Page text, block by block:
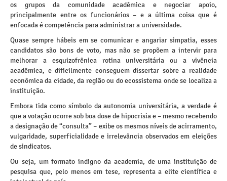
os grupos da comunidade acadêmica e negociar apoio,
principalmente entre os funcionários – e a última coisa que é
enfocada é competência para administrar a universidade.
Quase sempre hábeis em se comunicar e angariar simpatia, esses
candidatos são bons de voto, mas não se propõem a intervir para
melhorar a esquizofrênica rotina universitária ou a vivência
acadêmica, e dificilmente conseguem dissertar sobre a realidade
econômica da cidade, da região ou do ecossistema onde se localiza a
instituição.
Embora tida como símbolo da autonomia universitária, a verdade é
que a votação ocorre sob boa dose de hipocrisia e – mesmo recebendo
a designação de “consulta” – exibe os mesmos níveis de acirramento,
vulgaridade, superficialidade e irrelevância observados em eleições
de sindicatos.
Ou seja, um formato indigno da academia, de uma instituição de
pesquisa que, pelo menos em tese, representa a elite científica e